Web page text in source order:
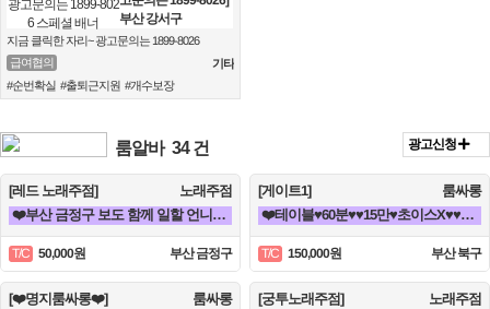
부산 강서구
지금 클릭한 자리~ 광고문의는 1899-8026
급여협의
기타
#순번확실 #출퇴근지원 #개수보장
룸알바 34 건 광고신청
[레드 노래주점]
노래주점
❤️부산 금정구 보도 함께 일할 언니들 모집 노래방알바❤️
T/C 50,000원 부산 금정구
[게이트1]
룸싸롱
❤️테이블♥60분♥♥15만♥초이스X♥♥해운대서면연산동동래하단온천장룸빠룸싸롱❤️
T/C 150,000원 부산 북구
[❤️명지룸싸롱❤️]
룸싸롱
[궁투노래주점]
노래주점